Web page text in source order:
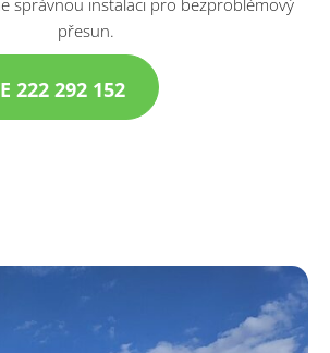
přesun.
222 292 152